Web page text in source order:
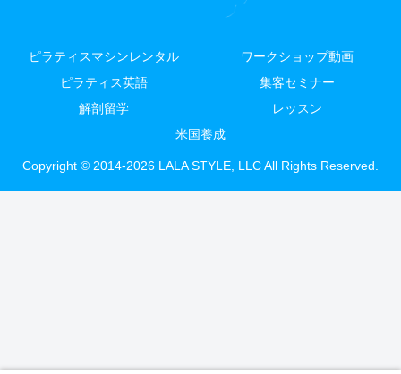
ピラティスマシンレンタル
ワークショップ動画
ピラティス英語
集客セミナー
解剖留学
レッスン
米国養成
Copyright © 2014-2026 LALA STYLE, LLC All Rights Reserved.